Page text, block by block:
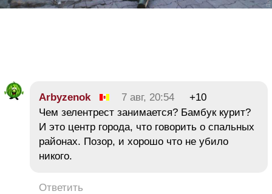
Arbyzenok 7 авг, 20:54
+10
Чем зелентрест занимается? Бамбук курит?
И это центр города, что говорить о спальных
районах. Позор, и хорошо что не убило
никого.
Ответить